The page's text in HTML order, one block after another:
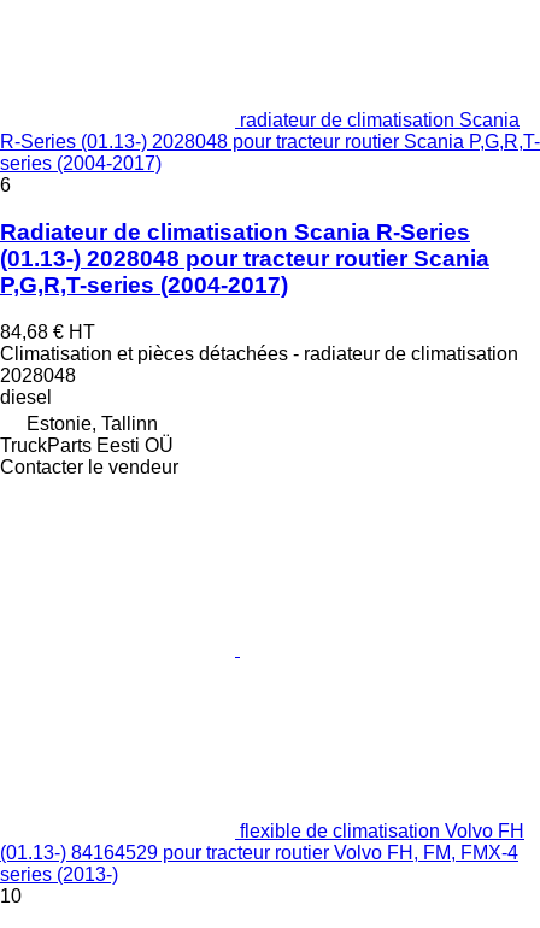
radiateur de climatisation Scania
R-Series (01.13-) 2028048 pour tracteur routier Scania P,G,R,T-
series (2004-2017)
6
Radiateur de climatisation Scania R-Series
(01.13-) 2028048 pour tracteur routier Scania
P,G,R,T-series (2004-2017)
84,68 € HT
Climatisation et pièces détachées - radiateur de climatisation
2028048
diesel
Estonie, Tallinn
TruckParts Eesti OÜ
Contacter le vendeur
flexible de climatisation Volvo FH
(01.13-) 84164529 pour tracteur routier Volvo FH, FM, FMX-4
series (2013-)
10